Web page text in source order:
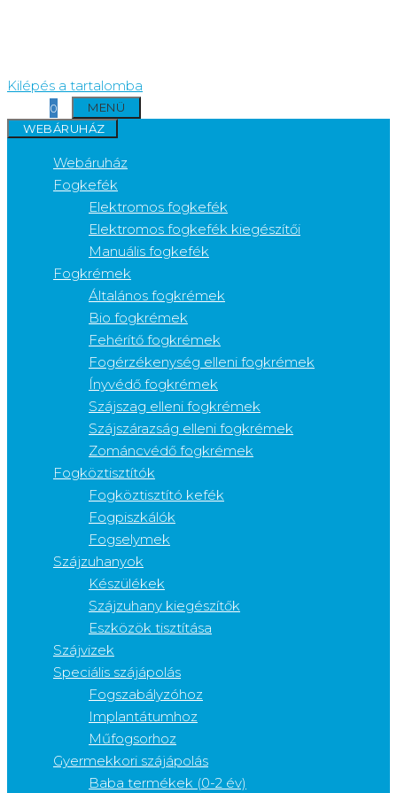
Kilépés a tartalomba
0
MENÜ
WEBÁRUHÁZ
Webáruház
Fogkefék
Elektromos fogkefék
Elektromos fogkefék kiegészítői
Manuális fogkefék
Fogkrémek
Általános fogkrémek
Bio fogkrémek
Fehérítő fogkrémek
Fogérzékenység elleni fogkrémek
Ínyvédő fogkrémek
Szájszag elleni fogkrémek
Szájszárazság elleni fogkrémek
Zománcvédő fogkrémek
Fogköztisztítók
Fogköztisztító kefék
Fogpiszkálók
Fogselymek
Szájzuhanyok
Készülékek
Szájzuhany kiegészítők
Eszközök tisztítása
Szájvizek
Speciális szájápolás
Fogszabályzóhoz
Implantátumhoz
Műfogsorhoz
Gyermekkori szájápolás
Baba termékek (0-2 év)